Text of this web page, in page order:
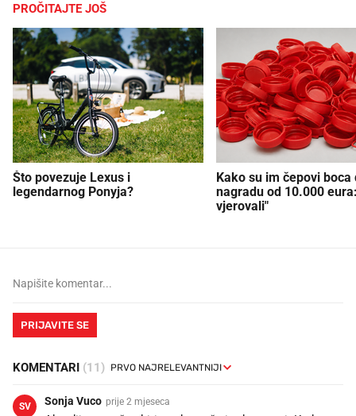
PROČITAJTE JOŠ
Što povezuje Lexus i
legendarnog Ponyja?
Kako su im čepovi boca
nagradu od 10.000
vjerovali"
PRIJAVITE SE
KOMENTARI (11)
SV Sonja Vuco prije 2 mjeseca